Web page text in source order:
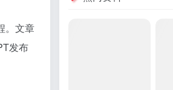
。文章
发布